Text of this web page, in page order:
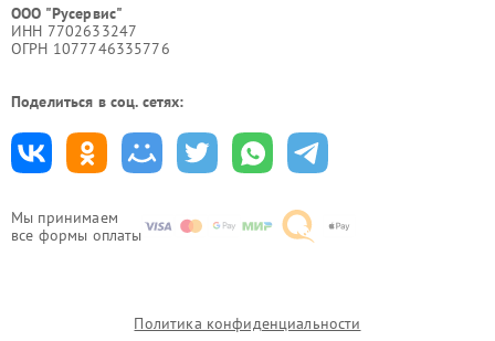
Мы принимаем
все формы оплаты
ООО "Русервис"
ИНН 7702633247
ОГРН 1077746335776
Поделиться в соц. сетях:
Политика конфиденциальности